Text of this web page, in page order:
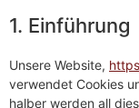
1. Einführung
Unsere Website,
verwendet Cookies
halber werden all